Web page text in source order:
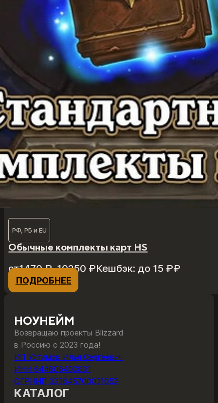
РФ, РБ и EU
Обычные комплекты карт HS
от1470₽–10250 ₽
Диапазон
цен:
1470 ₽
10250 ₽
Кешбэк: до 15 ₽₽
ПОДРОБНЕЕ
товар
вариаций.
Опции
можно
выбрать
на
НОУНЕЙМ
Возвращаю проекты Blizzard
в Россию с 2023 года!
ИП Устимов Илья Сергеевич
ИНН 644606400831
ОГРНИП 323645700031052
КАТАЛОГ